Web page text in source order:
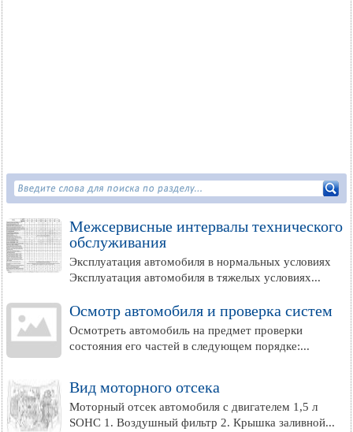
Межсервисные интервалы технического
обслуживания
Эксплуатация автомобиля в нормальных условиях
Эксплуатация автомобиля в тяжелых условиях...
Осмотр автомобиля и проверка систем
Осмотреть автомобиль на предмет проверки
состояния его частей в следующем порядке:...
Вид моторного отсека
Моторный отсек автомобиля с двигателем 1,5 л
SOHC 1. Воздушный фильтр 2. Крышка заливной...